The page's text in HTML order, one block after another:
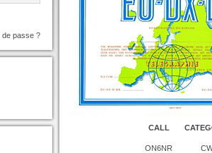
de passe ?
CALL
ON6NR